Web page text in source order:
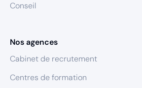
Conseil
Nos agences
Cabinet de recrutement
Centres de formation